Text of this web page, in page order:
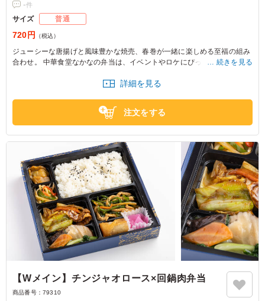
-件
サイズ 普通
720円 （税込）
ジューシーな唐揚げと風味豊かな焼売、春巻が一緒に楽しめる至福の組み
合わせ。 中華食堂なかなの弁当は、イベントやロケにぴったりなバランス
続きを見る
詳細を見る
注文をする
【Wメイン】チンジャオロース×回鍋肉弁当
商品番号： 79310